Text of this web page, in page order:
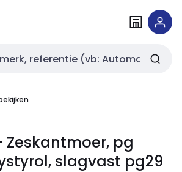
- Zeskantmoer, pg
slagvast pg29